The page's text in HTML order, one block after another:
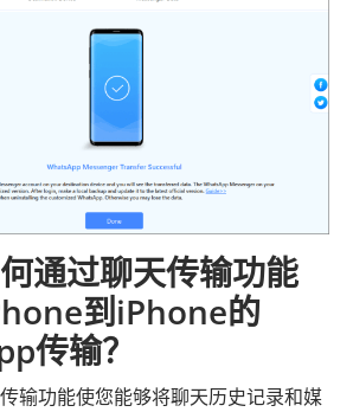
通过聊天传输功能
到iPhone的
传输？
输功能使您能够将聊天历史记录和媒